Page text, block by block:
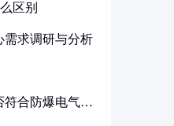
区别
需求调研与分析
符合防爆电气设